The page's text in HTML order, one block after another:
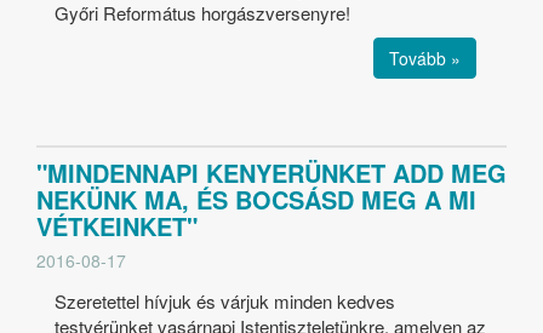
Győri Református horgászversenyre!
Tovább »
"MINDENNAPI KENYERÜNKET ADD MEG
NEKÜNK MA, ÉS BOCSÁSD MEG A MI
VÉTKEINKET"
2016-08-17
Szeretettel hívjuk és várjuk minden kedves
testvérünket vasárnapi Istentiszteletünkre, amelyen az